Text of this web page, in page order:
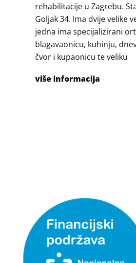
rehabilitacije u Zagrebu.
Goljak 34. Ima dvije velike
jedna ima specijalizirani
blagavaonicu, kuhinju,
čvor i kupaonicu te veliku
više informacija